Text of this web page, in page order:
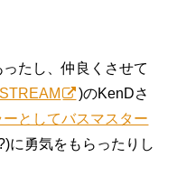
たし、仲良くさせて
)のKenDさ
としてバスマスター
に勇気をもらったりし